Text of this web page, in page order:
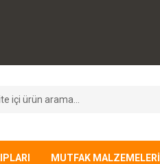
MUTFAK MALZEMELERİ